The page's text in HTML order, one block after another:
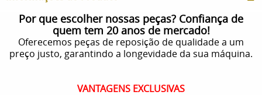
Por que escolher nossas peças? Confiança de
quem tem 20 anos de mercado!
Oferecemos peças de reposição de qualidade a um
preço justo, garantindo a longevidade da sua máquina.
VANTAGENS EXCLUSIVAS